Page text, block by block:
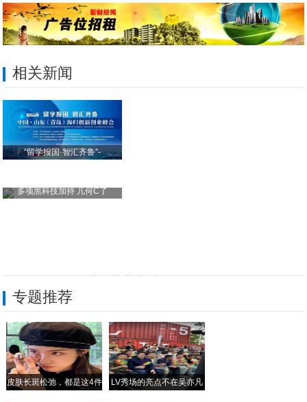
相关新闻
“留学报国·智汇齐鲁”-
多项黑科技加持 几何C了
华为荣耀畅玩5X重新定义千元旗舰
光后壳涂层达到8层三项大奖于一身的中兴B
民生幸福老有颐养 | 深圳前海人寿幸福之
专题推荐
皮肤长斑松弛，都是这4件 LV秀场的亮点不在吴亦凡